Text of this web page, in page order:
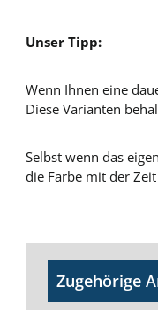
Unser Tipp:
Wenn Ihnen eine
Diese Varianten
Selbst wenn das
die Farbe mit der
Zugehörige